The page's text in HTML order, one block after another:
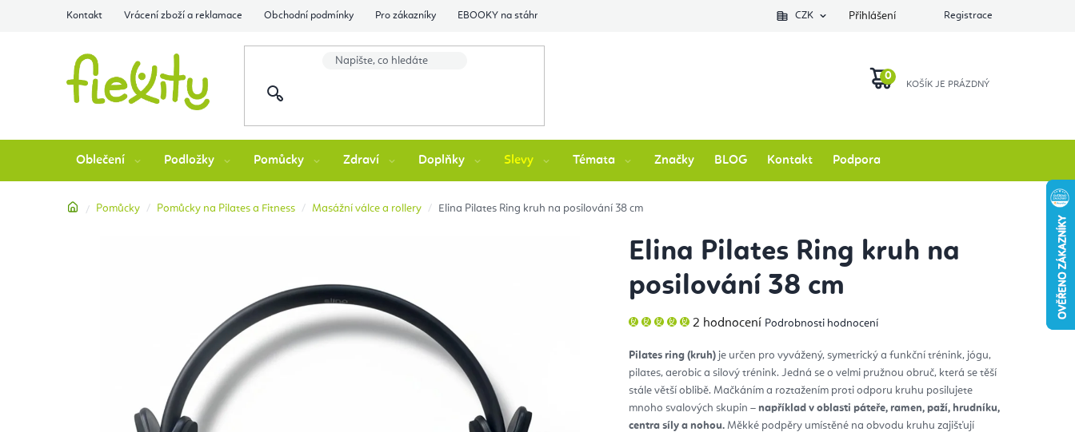
Kontakt Vrácení zboží a reklamace Obchodní podmínky Pro zákazníky EBOOKY na stáhnutí Podlozkynajogu.cz Zkontrolovat stav objednávky O nás
CZK Přihlášení Registrace
KOŠÍK
Oblečení Podložky Pomůcky Zdraví Doplňky Slevy Témata Značky BLOG Kontakt Podpora
DomůPomůcky Pomůcky na Pilates a Fitness Masážní válce a rollery Elina Pilates Ring kruh na posilování 38 cm
Elina Pilates Ring kruh na
posilování 38 cm
Průměrné
hodnocení
5,0
z
5
hvězdiček.
2 hodnocení Podrobnosti hodnocení
Pilates ring (kruh) je určen pro vyvážený, symetrický a funkční trénink, jógu,
pilates, aerobic a silový trénink. Jedná se o velmi pružnou obruč, která se těší
stále větší oblibě. Mačkáním a roztažením proti odporu kruhu posilujete
mnoho svalových skupin – například v oblasti páteře, ramen, paží, hrudníku,
centra síly a nohou. Měkké podpěry umístěné na obvodu kruhu zajišťují